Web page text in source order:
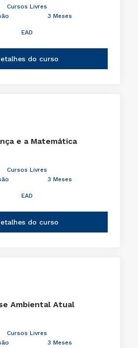
Cursos Livres
3 Meses
EAD
do curso
e a Matemática
Cursos Livres
3 Meses
EAD
do curso
Ambiental Atual
Cursos Livres
3 Meses